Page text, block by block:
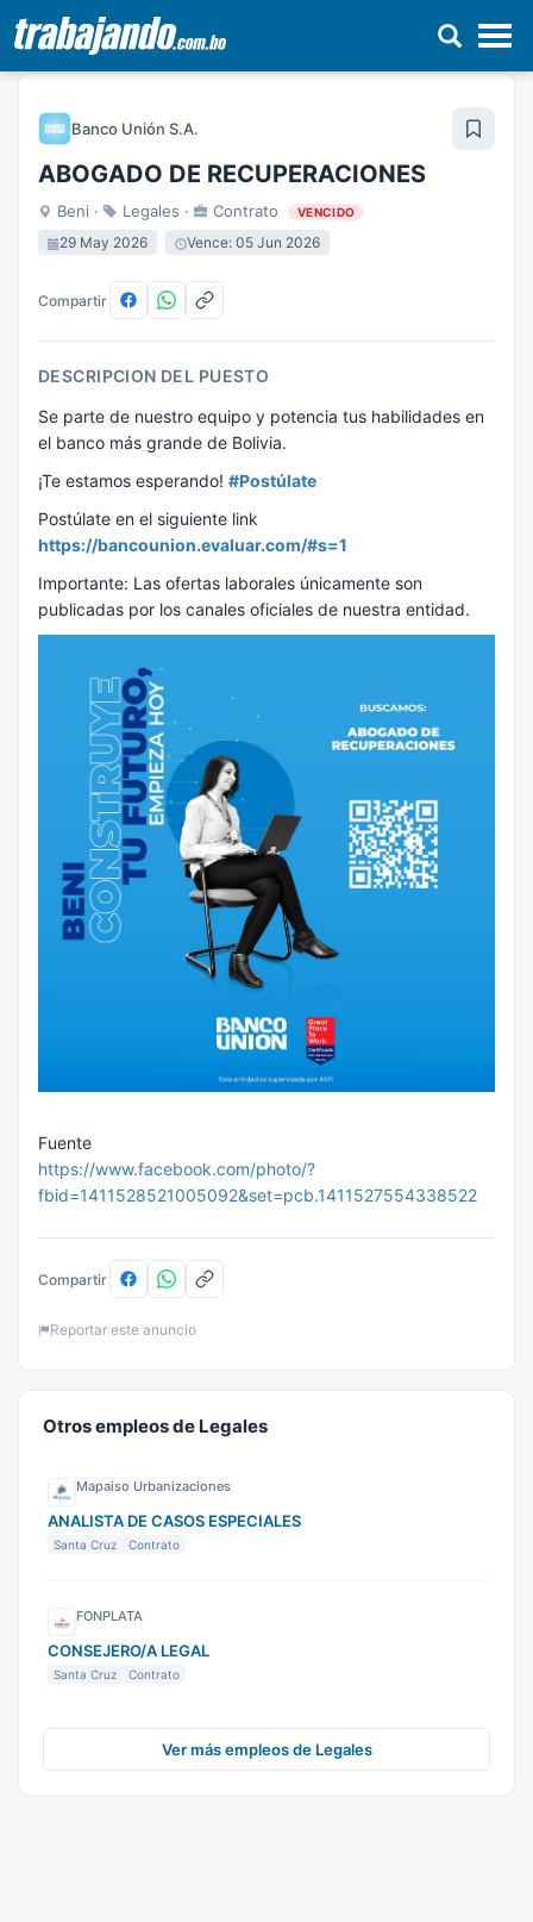
Pasar
contenidoBanco Unión S.A.
ABOGADO DE RECUPERACIONES
Beni · Legales · Contrato VENCIDO
29 May 2026 Vence: 05 Jun 2026
Compartir
DESCRIPCION DEL PUESTO
Se parte de nuestro equipo y potencia tus habilidades en
el banco más grande de Bolivia.
¡Te estamos esperando! #Postúlate
Postúlate en el siguiente link
https://bancounion.evaluar.com/#s=1
Importante: Las ofertas laborales únicamente son
publicadas por los canales oficiales de nuestra entidad.
Fuente
https://www.facebook.com/photo/?
fbid=1411528521005092&set=pcb.1411527554338522
Compartir
Reportar este anuncio
Otros empleos de Legales
Mapaiso Urbanizaciones
ANALISTA DE CASOS ESPECIALES
Santa Cruz Contrato
FONPLATA
CONSEJERO/A LEGAL
Santa Cruz Contrato
Ver más empleos de Legales